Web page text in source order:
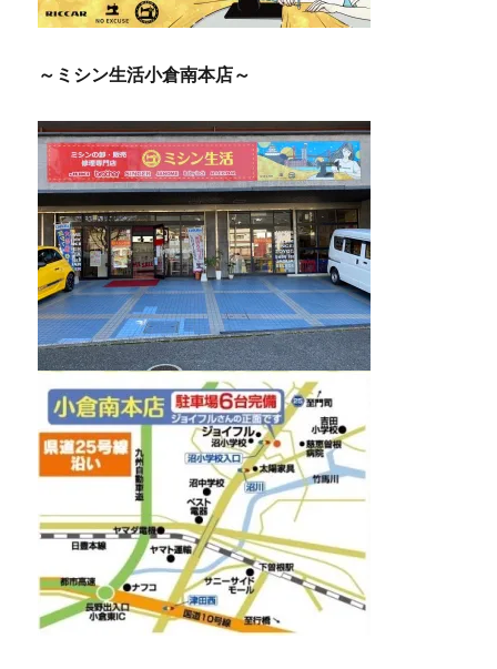
～ミシン生活小倉南本店～